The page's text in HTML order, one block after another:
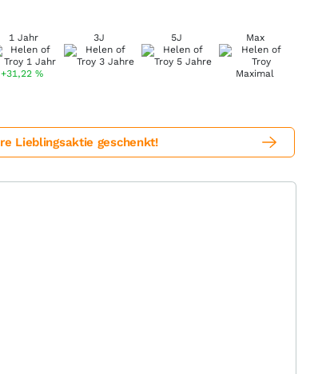
1 Jahr
+31,22%
3J 5J Max
Lieblingsaktie geschenkt!